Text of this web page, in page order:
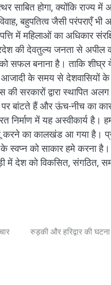
होगा, क्योंकि राज्य में
बहुपतित्व जैसी परंपराएँ भी
में महिलाओं का अधिकार
की देवतुल्य जनता से
बनाना है। ताकि शीघ्र
के समय से देशवासियों के
की सरकारों द्वारा
पर बांटते हैं और ऊंच-नीच का
में यह अस्वीकार्य है।
का कालखंड आ गया है।
के स्वप्न को साकार हमे करना
में देश को विकसित, संगठित,
रुड़की और हरिद्वार की